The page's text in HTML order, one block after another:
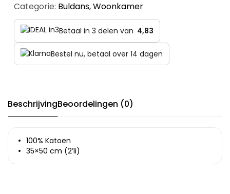
Categorie: Buldans,Woonkamer
Betaal in 3 delen van 4,83
Bestel nu, betaal over 14 dagen
BeschrijvingBeoordelingen (0)
100% Katoen
35×50 cm (2’li)